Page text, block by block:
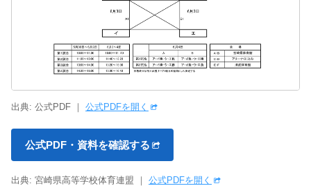
出典: 公式PDF ｜ 公式PDFを開く
公式PDF・資料を確認する
出典: 宮崎県高等学校体育連盟 ｜ 公式PDFを開く